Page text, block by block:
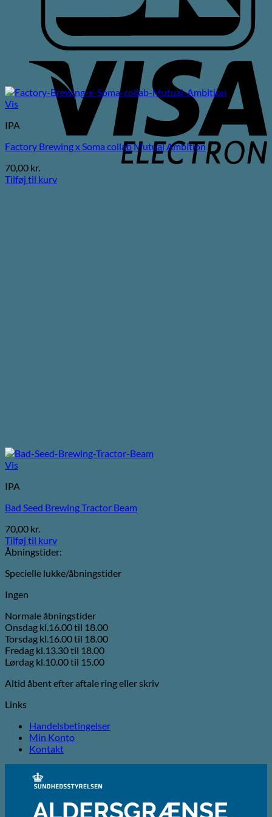
Vis
IPA
Factory Brewing x Soma collab Mutual Ambition
70,00 kr.
Tilføj til kurv
Vis
IPA
Bad Seed Brewing Tractor Beam
70,00 kr.
Tilføj til kurv
Åbningstider:
Specielle lukke/åbningstider
Ingen
Normale åbningstider
Onsdag kl.16.00 til 18.00
Torsdag kl.16.00 til 18.00
Fredag kl.13.30 til 18.00
Lørdag kl.10.00 til 15.00
Altid åbent efter aftale ring eller skriv
Links
Handelsbetingelser
Min Konto
Kontakt